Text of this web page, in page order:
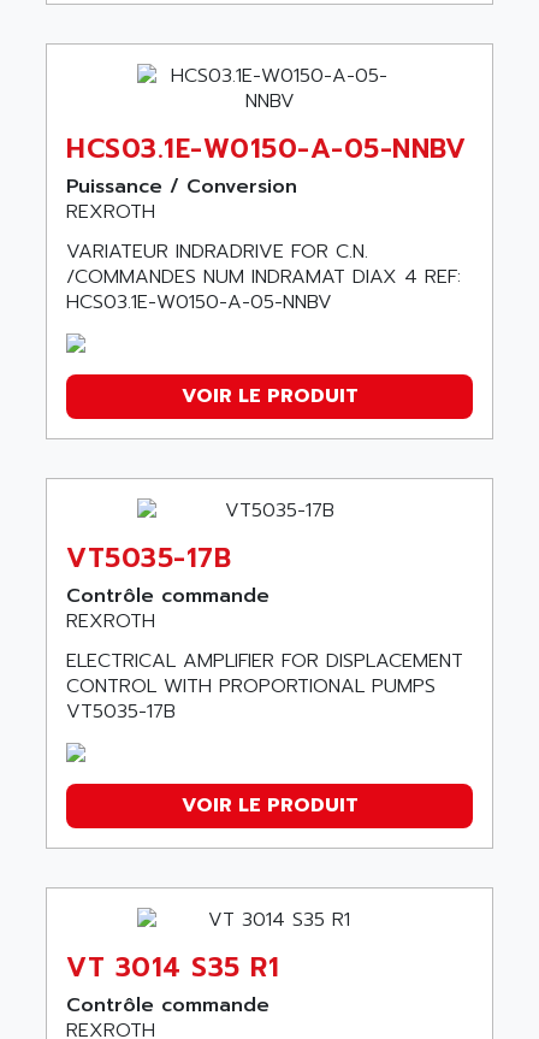
HCS03.1E-W0150-A-05-NNBV
Puissance / Conversion
REXROTH
VARIATEUR INDRADRIVE FOR C.N.
/COMMANDES NUM INDRAMAT DIAX 4 REF:
HCS03.1E-W0150-A-05-NNBV
VOIR LE PRODUIT
VT5035-17B
Contrôle commande
REXROTH
ELECTRICAL AMPLIFIER FOR DISPLACEMENT
CONTROL WITH PROPORTIONAL PUMPS
VT5035-17B
VOIR LE PRODUIT
VT 3014 S35 R1
Contrôle commande
REXROTH